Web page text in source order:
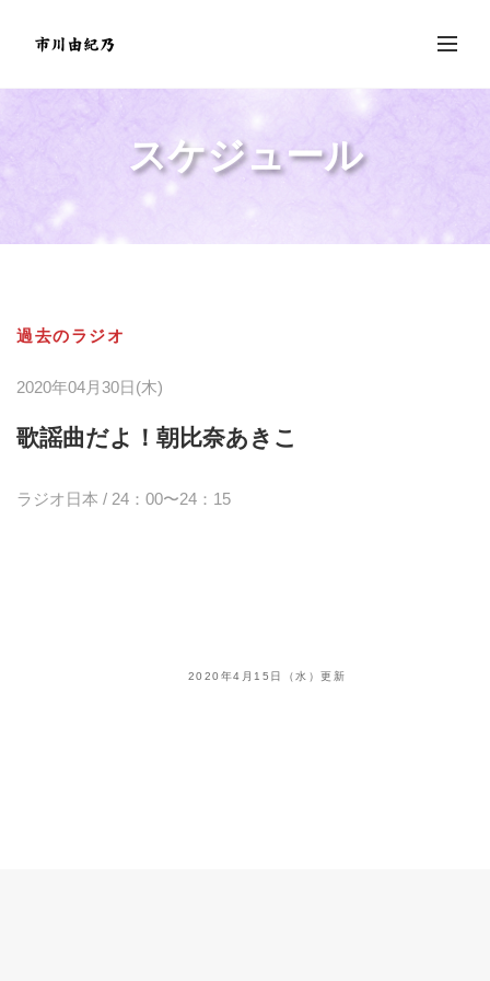
スケジュール
過去のラジオ
2020年04月30日(木)
歌謡曲だよ！朝比奈あきこ
ラジオ日本 / 24：00〜24：15
2020年4月15日（水）更新